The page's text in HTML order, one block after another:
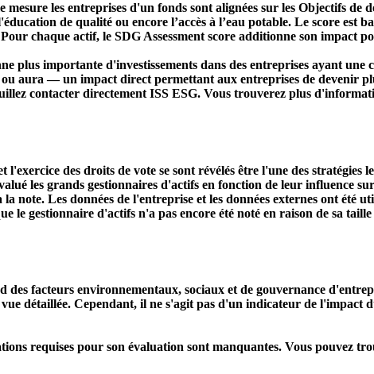
mesure les entreprises d'un fonds sont alignées sur les Objectifs
de qualité ou encore l’accès à l’eau potable. Le score est
chaque actif, le SDG Assessment score additionne son impact
plus importante d'investissements dans des entreprises ayant
aura — un impact direct permettant aux entreprises de devenir
contacter directement ISS ESG. Vous trouverez plus
l'exercice des droits de vote se sont révélés être l'une des
les grands gestionnaires d'actifs en fonction de leur influence
note. Les données de l'entreprise et les données externes ont été
le gestionnaire d'actifs n'a pas encore été noté en raison de sa
facteurs environnementaux, sociaux et de gouvernance
détaillée. Cependant, il ne s'agit pas d'un indicateur de
requises pour son évaluation sont manquantes. Vous pouvez